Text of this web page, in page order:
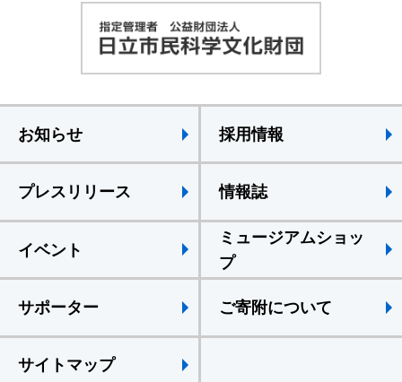
お知らせ 採用情報
プレスリリース 情報誌
イベント
ミュージアムショッ
プ
サポーター ご寄附について
サイトマップ